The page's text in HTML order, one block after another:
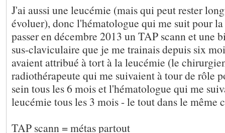
J'ai aussi une leucémie (mais qui peut rester
évoluer), donc l'hématologue qui me suit pour
passer en décembre 2013 un TAP scann et une
sus-claviculaire que je me trainais depuis six
avaient attribué à tort à la leucémie (le
radiothérapeute qui me suivaient à tour de rôle
sein tous les 6 mois et l'hématologue qui me
leucémie tous les 3 mois - le tout dans le même
TAP scann = métas partout